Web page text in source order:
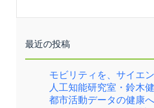
助型ライドシェアとは、似て非
はなく、すでに発生している移動
束ねて公共交通網の隙間を埋める
デルの独自性があります。 【資料・参考情報】
(Anaïs Timon,Annual Polis
②karos Mobilityホームページ ③モビリティ知恵
袋「政府主導のライドシェア（
フランス政府」
した。 マンチェスターの交通ネットワークの概
ィ・郊外鉄道が一体のネットワ
れている（出典①） 実施内容 2017年、グレ
ーター・マンチェスター市長の
て、マルチモーダルの交通サー
Network」という単一のブラン
ク・インデックス」2024年度版を発表 ス
フランス：政府主導のライドシ
政策、内閣府SIPモビリティ知恵袋よ
ス：若者向け限定の公共交通乗
閣府SIPモビリティ知恵袋より フランス：都市
交通戦略ガイドラインの役割と
最近の投稿
モビリティを、サイエ
人工知能研究室・鈴木
都市活動データの健康